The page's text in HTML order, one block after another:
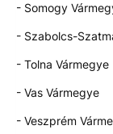
- Somogy
- Szabolcs-
- Tolna Vármegye
- Vas Vármegye
- Veszprém